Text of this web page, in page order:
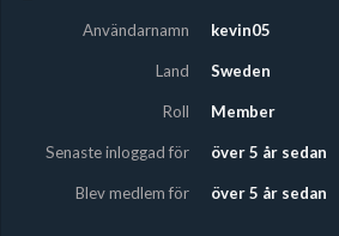
Användarnamn kevin05
Land Sweden
Roll Member
Senaste inloggad för över 5 år sedan
Blev medlem för över 5 år sedan